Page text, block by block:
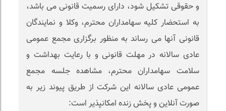
و حقوقی تشکیل شود، دارای رسمیت قانونی می باشد،
به استحضار کلیه سهامداران محترم، وکلا و نمایندگان
قانونی آنها می رساند به منظور برگزاری مجمع عمومی
عادی سالانه در مهلت قانونی و با رعایت بهداشت و
سلامت سهامداران محترم، مشاهده جلسه مجمع
عمومی عادی سالانه این شرکت از طریق پیوند زیر به
صورت آنلاین و پخش زنده امکانپذیر است: